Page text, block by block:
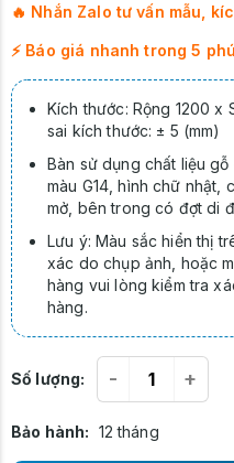
🔥 Nhắn Zalo tư vấn mẫu,
⚡ Báo giá nhanh trong 5
Kích thước: Rộng 1200 x
sai kích thước: ± 5 (mm)
Bàn sử dụng chất liệu
màu G14, hình chữ nhật,
mở, bên trong có đợt di
Lưu ý: Màu sắc hiển thị
xác do chụp ảnh, hoặc
hàng vui lòng kiểm tra
hàng.
Số lượng: - +
Bảo hành: 12 tháng